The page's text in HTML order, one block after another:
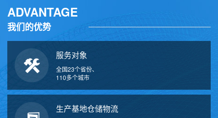
ADVANTAGE
我们的优势
服务对象
全国23个省份、
110多个城市
生产基地仓储物流